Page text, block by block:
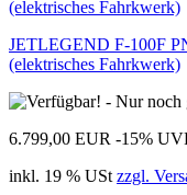
JETLEGEND F-100F
(elektrisches Fahrkwerk)
6.799,00 EUR -15%
inkl. 19 % USt zzgl.